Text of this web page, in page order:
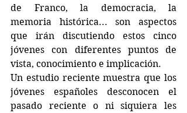
de Franco, la democracia, la
memoria histórica... son aspectos
que irán discutiendo estos cinco
jóvenes con diferentes puntos de
vista, conocimiento e implicación.
Un estudio reciente muestra que los
jóvenes españoles desconocen el
pasado reciente o ni siquiera les